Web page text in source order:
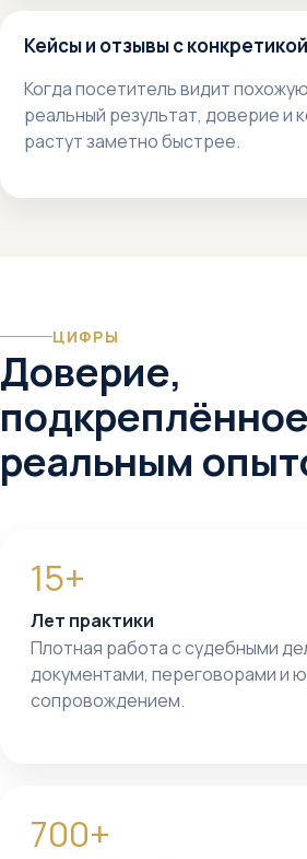
Кейсы и отзывы с конкретикой
Когда посетитель видит
реальный результат, доверие и
растут заметно быстрее.
ЦИФРЫ
Доверие,
подкреплённое
реальным
15+
Лет практики
Плотная работа с судебными
документами, переговорами и
сопровождением.
700+